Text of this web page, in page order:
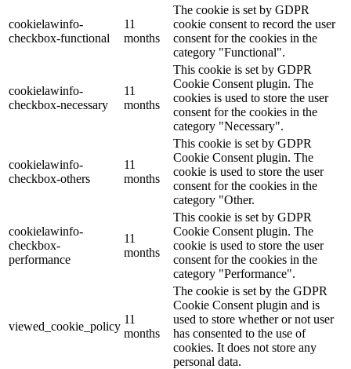
cookielawinfo-
checkbox-functional
11
months
The cookie is set by GDPR
cookie consent to record the user
consent for the cookies in the
category "Functional".
cookielawinfo-
checkbox-necessary
11
months
This cookie is set by GDPR
Cookie Consent plugin. The
cookies is used to store the user
consent for the cookies in the
category "Necessary".
cookielawinfo-
checkbox-others
11
months
This cookie is set by GDPR
Cookie Consent plugin. The
cookie is used to store the user
consent for the cookies in the
category "Other.
cookielawinfo-
checkbox-
performance
11
months
This cookie is set by GDPR
Cookie Consent plugin. The
cookie is used to store the user
consent for the cookies in the
category "Performance".
viewed_cookie_policy
11
months
The cookie is set by the GDPR
Cookie Consent plugin and is
used to store whether or not user
has consented to the use of
cookies. It does not store any
personal data.